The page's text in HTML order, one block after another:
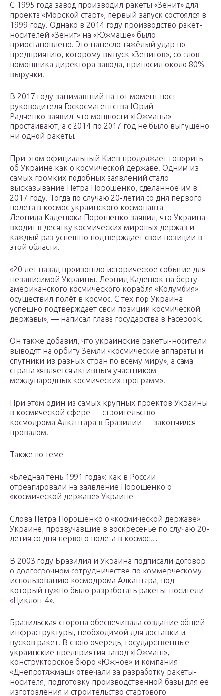
С 1995 года завод производил ракеты «Зенит» для
проекта «Морской старт», первый запуск состоялся в
1999 году. Однако в 2014 году производство ракет-
носителей «Зенит» на «Южмаше» было
приостановлено. Это нанесло тяжёлый удар по
предприятию, которому выпуск «Зенитов», со слов
помощника директора завода, приносил около 80%
выручки.
В 2017 году занимавший на тот момент пост
руководителя Госкосмагентства Юрий
Радченко заявил, что мощности «Южмаша»
простаивают, а с 2014 по 2017 год не было выпущено
ни одной ракеты.
При этом официальный Киев продолжает говорить
об Украине как о космической державе. Одним из
самых громких подобных заявлений стало
высказывание Петра Порошенко, сделанное им в
2017 году. Тогда по случаю 20-летия со дня первого
полёта в космос украинского космонавта
Леонида Каденюка Порошенко заявил, что Украина
входит в десятку космических мировых держав и
каждый раз успешно подтверждает свои позиции в
этой области.
«20 лет назад произошло историческое событие для
независимой Украины. Леонид Каденюк на борту
американского космического корабля «Колумбия»
осуществил полёт в космос. С тех пор Украина
успешно подтверждает свои позиции космической
державы», — написал глава государства в Facebook.
Он также добавил, что украинские ракеты-носители
выводят на орбиту Земли «космические аппараты и
спутники из разных стран по всему миру», а сама
страна «является активным участником
международных космических программ».
При этом один из самых крупных проектов Украины
в космической сфере — строительство
космодрома Алкантара в Бразилии — закончился
провалом.
Также по теме
«Бледная тень 1991 года»: как в России
отреагировали на заявление Порошенко о
«космической державе» Украине
Слова Петра Порошенко о «космической державе»
Украине, прозвучавшие в воскресенье по случаю 20-
летия со дня первого полёта в космос…
В 2003 году Бразилия и Украина подписали договор
о долгосрочном сотрудничестве по коммерческому
использованию космодрома Алкантара, под
который нужно было разработать ракеты-носители
«Циклон-4».
Бразильская сторона обеспечивала создание общей
инфраструктуры, необходимой для доставки и
пусков ракет. В свою очередь, государственные
украинские предприятия завод «Южмаш»,
конструкторское бюро «Южное» и компания
«Днепротяжмаш» отвечали за разработку ракеты-
носителя, подготовку производственной базы для её
изготовления и строительство стартового